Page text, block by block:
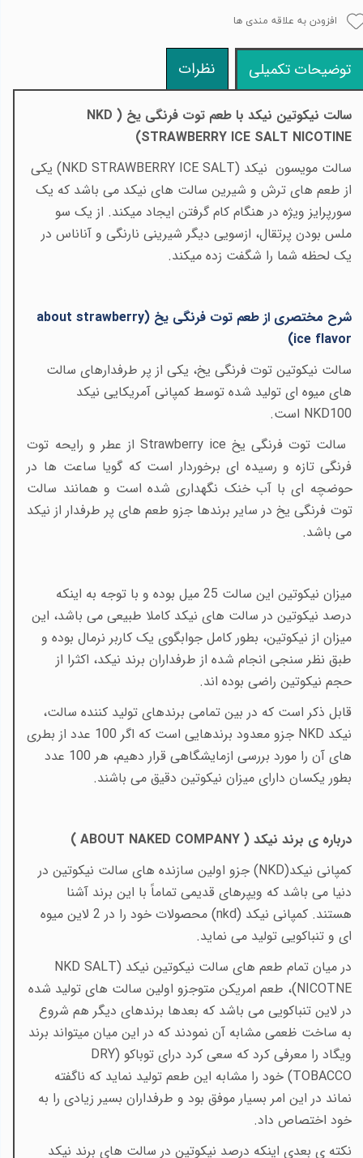
افزودن به علاقه مندی ها
توضیحات تکمیلی نظرات
سالت نیکوتین نیکد با طعم توت فرنگی یخ ( NKD
STRAWBERRY ICE SALT NICOTINE
)
سالت مویسون نیکد (NKD STRAWBERRY ICE SALT) یکی
از طعم های ترش و شیرین سالت های نیکد می باشد که یک
سورپرایز ویژه در هنگام کام گرفتن ایجاد میکند. از یک سو
ملس بودن پرتقال، ازسویی دیگر شیرینی نارنگی و آناناس در
یک لحظه شما را شگفت زده میکند.
شرح مختصری از طعم توت فرنگی یخ (about strawberry
ice flavor
)
سالت نیکوتین توت فرنگی یخ، یکی از پر طرفدارهای سالت
های میوه ای تولید شده توسط کمپانی آمریکایی نیکد
NKD100 است.
سالت توت فرنگی یخ Strawberry ice از عطر و رایحه توت
فرنگی تازه و رسیده ای برخوردار است که گویا ساعت ها در
حوضچه ای با آب خنک نگهداری شده است و همانند سالت
توت فرنگی یخ در سایر برندها جزو طعم های پر طرفدار از نیکد
می باشد.
میزان نیکوتین این سالت 25 میل بوده و با توجه به اینکه
درصد نیکوتین در سالت های نیکد کاملا طبیعی می باشد، این
میزان از نیکوتین، بطور کامل جوابگوی یک کاربر نرمال بوده و
طبق نظر سنجی انجام شده از طرفداران برند نیکد، اکثرا از
حجم نیکوتین راضی بوده اند.
قابل ذکر است که در بین تمامی برندهای تولید کننده سالت،
نیکد NKD
جزو معدود برندهایی است که اگر 100 عدد از بطری
های آن را مورد بررسی ازمایشگاهی قرار دهیم، هر 100 عدد
بطور یکسان دارای میزان نیکوتین دقیق می باشند.
درباره ی برند نیکد ( ABOUT NAKED COMPANY
)
کمپانی نیکد(NKD) جزو اولین سازنده های سالت نیکوتین در
دنیا می باشد که ویپرهای قدیمی تماماً با این برند آشنا
هستند. کمپانی نیکد (nkd
) محصولات خود را در 2 لاین میوه
ای و تنباکویی تولید می نماید.
در میان تمام طعم های سالت نیکوتین نیکد (NKD SALT
NICOTNE)، طعم امریکن متوجزو اولین سالت های تولید شده
در لاین تنباکویی می باشد که بعدها برندهای دیگر هم شروع
به ساخت ظعمی مشابه آن نمودند که در این میان میتواند برند
ویگاد را معرفی کرد که سعی کرد درای توباکو (DRY
TOBACCO) خود را مشابه این طعم تولید نماید که ناگفته
نماند در این امر بسیار موفق بود و طرفداران بسیر زیادی را به
خود اختصاص داد.
نکته ی بعدی اینکه درصد نیکوتین در سالت های برند نیکد